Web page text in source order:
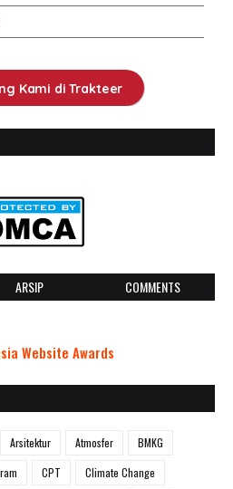
Kami di Trakteer
ARSIP COMMENTS
Arsitektur Atmosfer
BMKG
CPT
Climate Change